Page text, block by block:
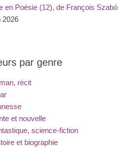
en Poésie (12), de François Szabó
2026
par genre
récit
et nouvelle
science-fiction
et biographie